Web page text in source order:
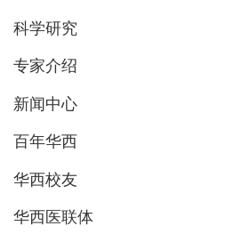
科学研究
专家介绍
新闻中心
百年华西
华西校友
华西医联体